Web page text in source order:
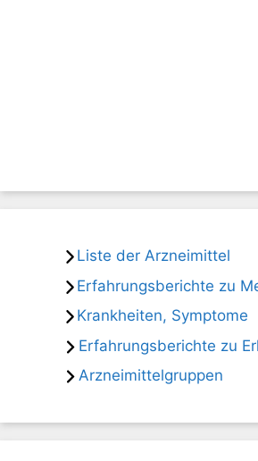
Liste der Arzneimittel
Erfahrungsberichte zu
Krankheiten, Symptome
Erfahrungsberichte zu
Arzneimittelgruppen